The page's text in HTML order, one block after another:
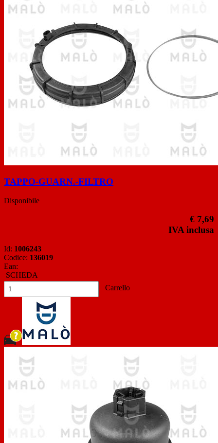
TAPPO-GUARN.-FILTRO
Disponibile
€ 7,69
IVA inclusa
Id: 1006243
Codice: 136019
Ean:
SCHEDA
Carrello